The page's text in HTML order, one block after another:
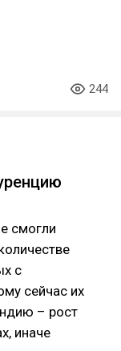
244
смогли
с
сейчас их
– рост
иначе